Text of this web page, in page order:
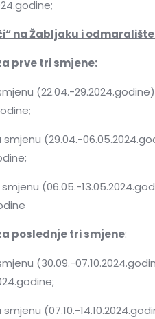
na Žabljaku i
prve tri smjene:
(22.04.-
smjenu (29.04.-
(06.05.-
poslednje tri smjene:
(30.09.-
(07.10.-